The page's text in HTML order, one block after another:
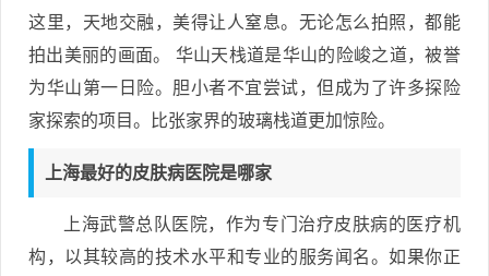
这里，天地交融，美得让人窒息。无论怎么拍照，都能
拍出美丽的画面。 华山天栈道是华山的险峻之道，被誉
为华山第一日险。胆小者不宜尝试，但成为了许多探险
家探索的项目。比张家界的玻璃栈道更加惊险。
上海最好的皮肤病医院是哪家
上海武警总队医院，作为专门治疗皮肤病的医疗机
构，以其较高的技术水平和专业的服务闻名。如果你正